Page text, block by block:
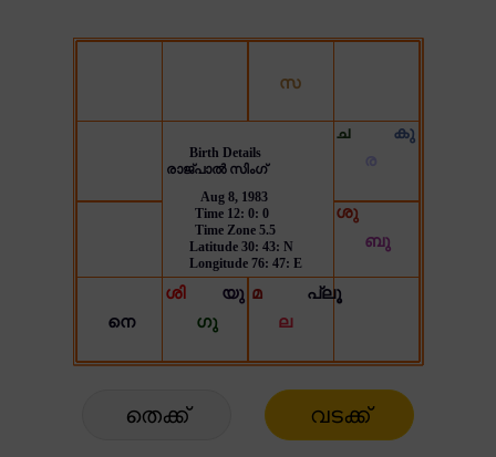
തെക്ക് വടക്ക്